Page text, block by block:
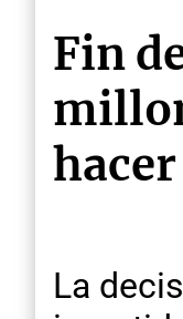
Fin
La